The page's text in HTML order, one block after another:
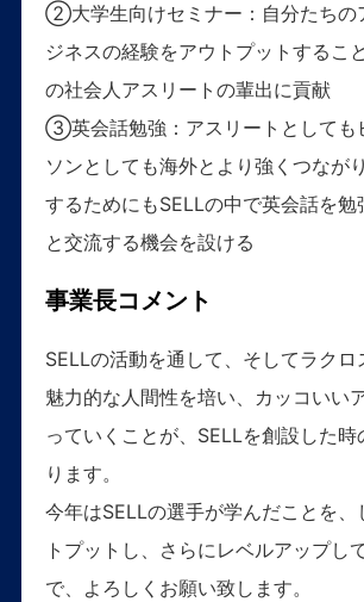
②大学生向けセミナー：自分たちの
ジネスの経験をアウトプットするこ
の社会人アスリートの輩出に貢献
③英会話勉強：アスリートとしても
ソンとしても海外とより強くつなが
するためにもSELLの中で英会話を勉
と交流する機会を設ける
事業長コメント
SELLの活動を通して、そしてラクロ
魅力的な人間性を培い、カッコいい
っていくことが、SELLを創設した時
ります。
今年はSELLの選手が学んだことを、
トプットし、さらにレベルアップし
で、よろしくお願い致します。